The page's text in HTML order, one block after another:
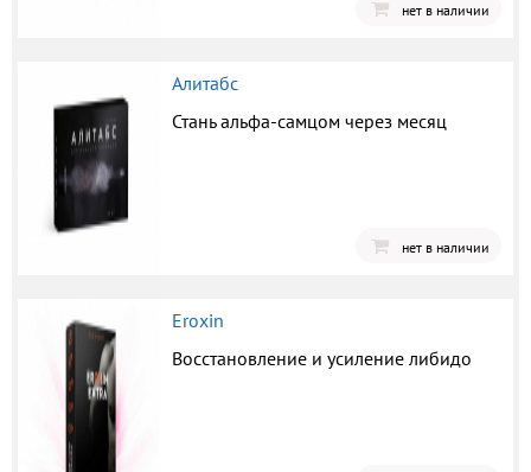
нет в наличии
Алитабс
Стань альфа-самцом через месяц
нет в наличии
Eroxin
Восстановление и усиление либидо